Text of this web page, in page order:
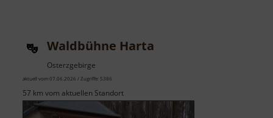
Waldbühne Harta
Osterzgebirge
aktuell vom 07.06.2026 / Zugriffe: 5386
57 km vom aktuellen Standort